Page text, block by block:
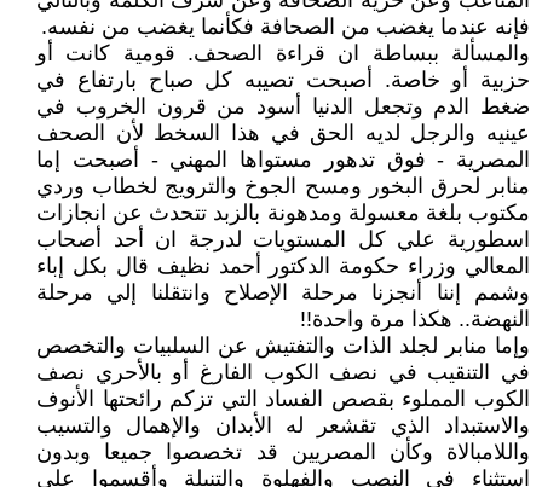
فإنه عندما يغضب من الصحافة فكأنما يغضب من نفسه.
والمسألة ببساطة ان قراءة الصحف. قومية كانت أو
حزبية أو خاصة. أصبحت تصيبه كل صباح بارتفاع في
ضغط الدم وتجعل الدنيا أسود من قرون الخروب في
عينيه والرجل لديه الحق في هذا السخط لأن الصحف
المصرية - فوق تدهور مستواها المهني - أصبحت إما
منابر لحرق البخور ومسح الجوخ والترويج لخطاب وردي
مكتوب بلغة معسولة ومدهونة بالزبد تتحدث عن انجازات
اسطورية علي كل المستويات لدرجة ان أحد أصحاب
المعالي وزراء حكومة الدكتور أحمد نظيف قال بكل إباء
وشمم إننا أنجزنا مرحلة الإصلاح وانتقلنا إلي مرحلة
النهضة.. هكذا مرة واحدة!!
وإما منابر لجلد الذات والتفتيش عن السلبيات والتخصص
في التنقيب في نصف الكوب الفارغ أو بالأحري نصف
الكوب المملوء بقصص الفساد التي تزكم رائحتها الأنوف
والاستبداد الذي تقشعر له الأبدان والإهمال والتسيب
واللامبالاة وكأن المصريين قد تخصصوا جميعا وبدون
استثناء في النصب والفهلوة والتنبلة وأقسموا علي